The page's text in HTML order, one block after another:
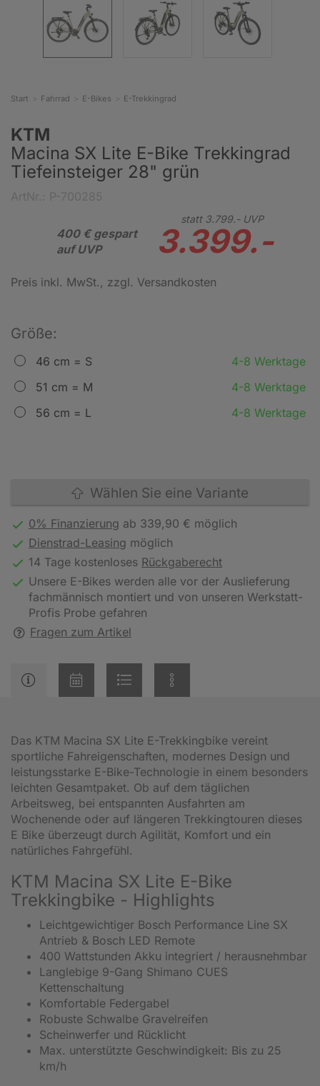
Start Fahrrad E-Bikes E-Trekkingrad
KTM
Macina SX Lite E-Bike Trekkingrad
Tiefeinsteiger 28" grün
400 € gespart
auf UVP
statt 3.799.-UVP
3.399.-
Preis inkl. MwSt. , zzgl. Versandkosten
Größe:
46 cm = S
4-8 Werktage
51 cm = M
4-8 Werktage
56 cm = L
4-8 Werktage
Wählen Sie eine Variante
0% Finanzierung ab 339,90 € möglich
Dienstrad-Leasing möglich
14 Tage kostenloses Rückgaberecht
Unsere E-Bikes werden alle vor der Auslieferung
fachmännisch montiert und von unseren Werkstatt-
Profis Probe gefahren
Fragen zum Artikel
Das KTM Macina SX Lite E-Trekkingbike vereint
sportliche Fahreigenschaften, modernes Design und
leistungsstarke E-Bike-Technologie in einem besonders
leichten Gesamtpaket. Ob auf dem täglichen
Arbeitsweg, bei entspannten Ausfahrten am
Wochenende oder auf längeren Trekkingtouren dieses
E Bike überzeugt durch Agilität, Komfort und ein
natürliches Fahrgefühl.
KTM Macina SX Lite E-Bike
Trekkingbike - Highlights
Leichtgewichtiger Bosch Performance Line SX
Antrieb & Bosch LED Remote
400 Wattstunden Akku integriert / herausnehmbar
Langlebige 9-Gang Shimano CUES
Kettenschaltung
Komfortable Federgabel
Robuste Schwalbe Gravelreifen
Scheinwerfer und Rücklicht
Max. unterstützte Geschwindigkeit: Bis zu 25
km/h